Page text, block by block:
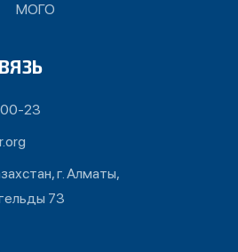
МОГО
23
г. Алматы,
73